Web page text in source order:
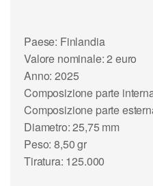
Paese: Finlandia
Valore nominale: 2 euro
Anno: 2025
Composizione parte
Composizione parte
Diametro: 25,75 mm
Peso: 8,50 gr
Tiratura: 125.000